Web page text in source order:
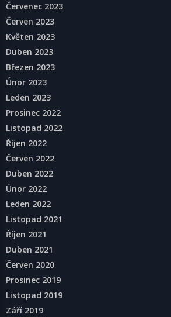
Červenec 2023
Červen 2023
Květen 2023
Duben 2023
Březen 2023
Únor 2023
Leden 2023
Prosinec 2022
Listopad 2022
Říjen 2022
Červen 2022
Duben 2022
Únor 2022
Leden 2022
Listopad 2021
Říjen 2021
Duben 2021
Červen 2020
Prosinec 2019
Listopad 2019
Září 2019